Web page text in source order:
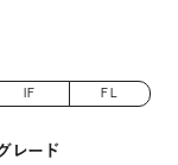
IF FL
レード